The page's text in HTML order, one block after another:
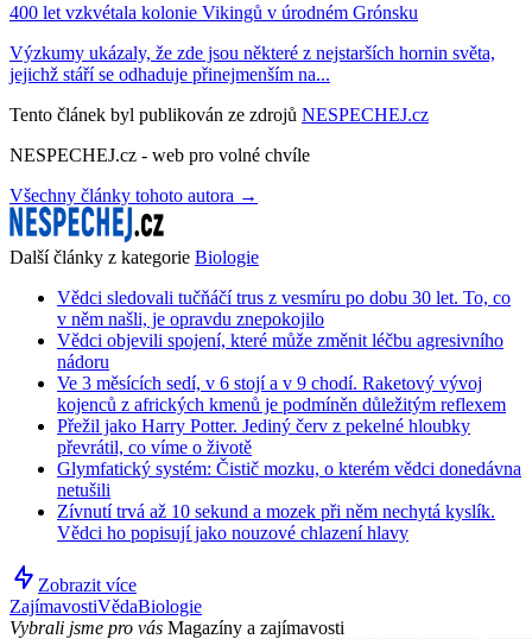
400 let vzkvétala kolonie Vikingů v úrodném Grónsku
Výzkumy ukázaly, že zde jsou některé z nejstarších hornin světa,
jejichž stáří se odhaduje přinejmenším na...
Tento článek byl publikován ze zdrojů NESPECHEJ.cz
NESPECHEJ.cz - web pro volné chvíle
Všechny články tohoto autora →
Další články z kategorie Biologie
Vědci sledovali tučňáčí trus z vesmíru po dobu 30 let. To, co
v něm našli, je opravdu znepokojilo
Vědci objevili spojení, které může změnit léčbu agresivního
nádoru
Ve 3 měsících sedí, v 6 stojí a v 9 chodí. Raketový vývoj
kojenců z afrických kmenů je podmíněn důležitým reflexem
Přežil jako Harry Potter. Jediný červ z pekelné hloubky
převrátil, co víme o životě
Glymfatický systém: Čistič mozku, o kterém vědci donedávna
netušili
Zívnutí trvá až 10 sekund a mozek při něm nechytá kyslík.
Vědci ho popisují jako nouzové chlazení hlavy
Zobrazit více
ZajímavostiVědaBiologie
Vybrali jsme pro vás Magazíny a zajímavosti